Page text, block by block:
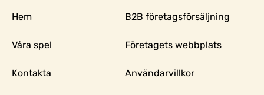
Hem
Våra spel
Kontakta
B2B företagsförsäljning
Företagets webbplats
Användarvillkor